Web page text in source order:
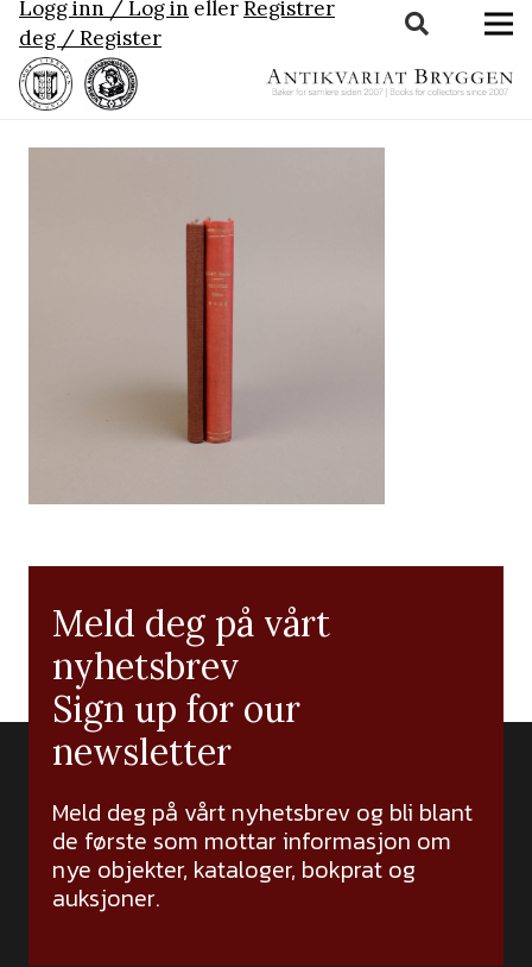
Logg inn / Log in ellerRegistrer
deg / Register
Meld deg på vårt
nyhetsbrev
Sign up for our
newsletter
Meld deg på vårt nyhetsbrev og bli blant
de første som mottar informasjon om
nye objekter, kataloger, bokprat og
auksjoner.